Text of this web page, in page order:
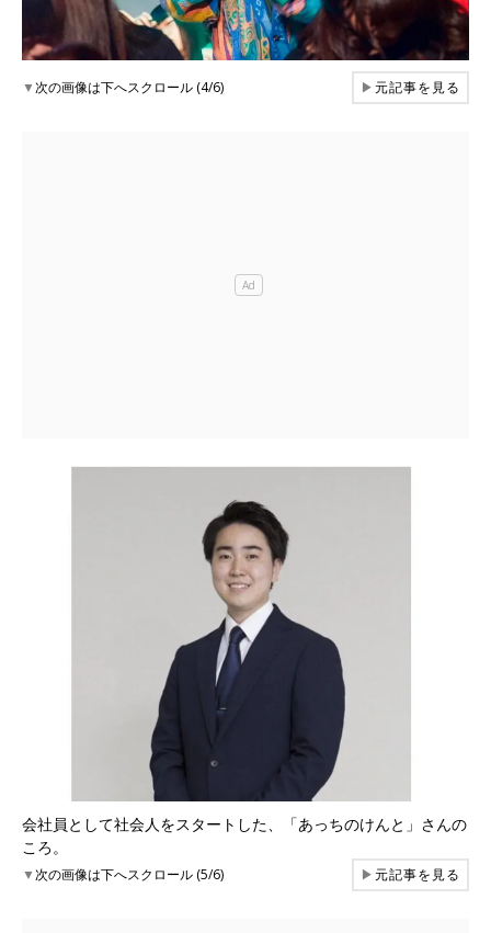
▼次の画像は下へスクロール (4/6) ▶元記事を見る
会社員として社会人をスタートした、「あっちのけんと」さんの
ころ。
▼次の画像は下へスクロール (5/6) ▶元記事を見る